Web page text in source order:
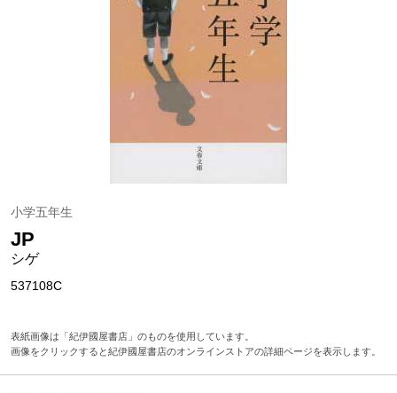
小学五年生
JP
シゲ
537108C
表紙画像は「紀伊國屋書店」のものを使用しています。
画像をクリックすると紀伊國屋書店のオンラインストアの詳細ページを表示します。